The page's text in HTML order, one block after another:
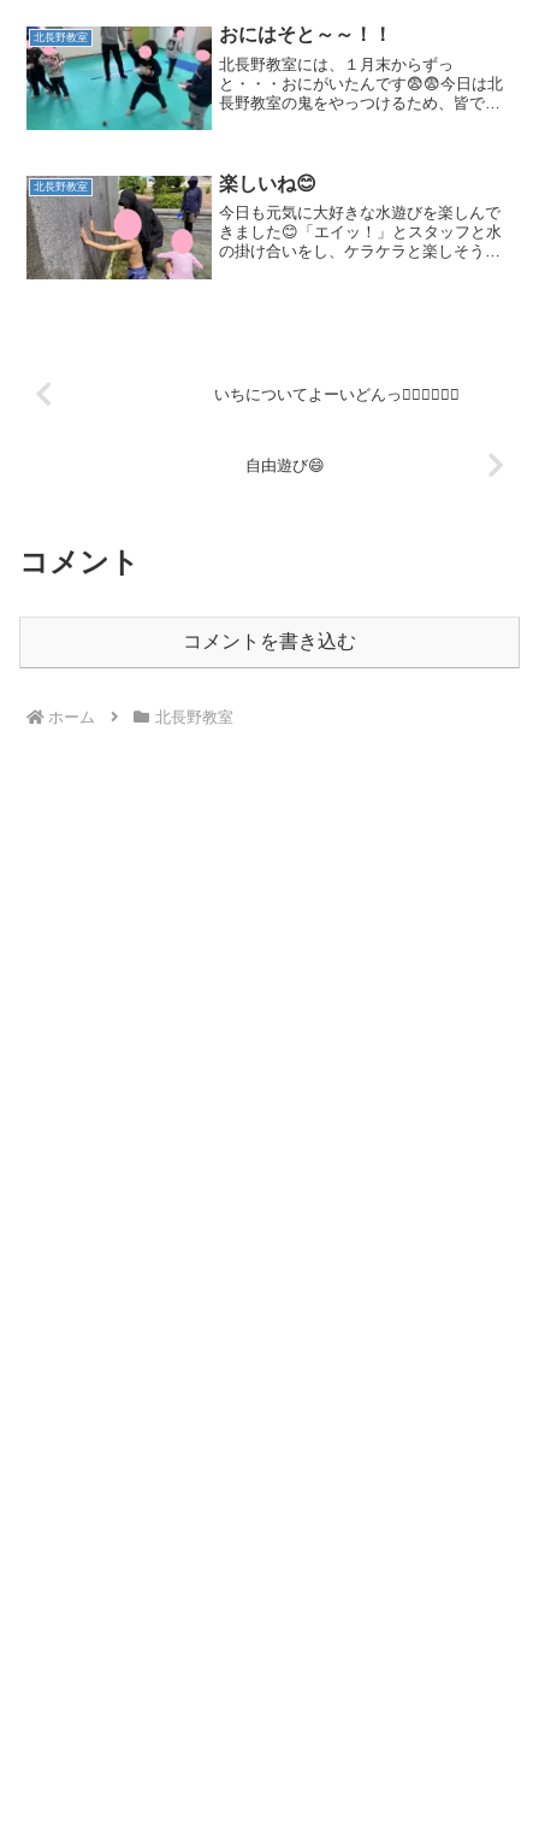
北長野教室 おにはそと～～！！
北長野教室には、１月末からずっ
と・・・おにがいたんです😨😨今日は北
長野教室の鬼をやっつけるため、皆で豆
～～～おもいっきり投げますよ！！...
北長野教室 楽しいね😊
今日も元気に大好きな水遊びを楽しんで
きました😊「エイッ！」とスタッフと水
の掛け合いをし、ケラケラと楽しそうな
いちについてよーいどんっ🏳‍🌈🏳‍🌈🏳‍🌈
自由遊び😄
コメント
コメントを書き込む
ホーム 北長野教室